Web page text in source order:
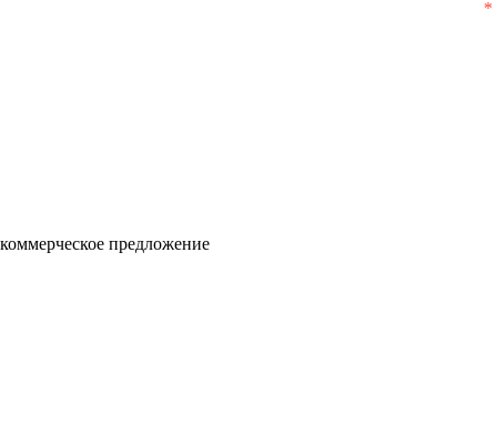
предложение